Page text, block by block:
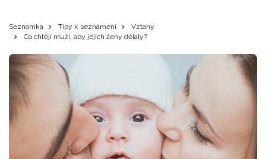
Seznamka Tipy k seznámení
Vztahy
Co chtějí muži, aby jejich ženy dělaly?